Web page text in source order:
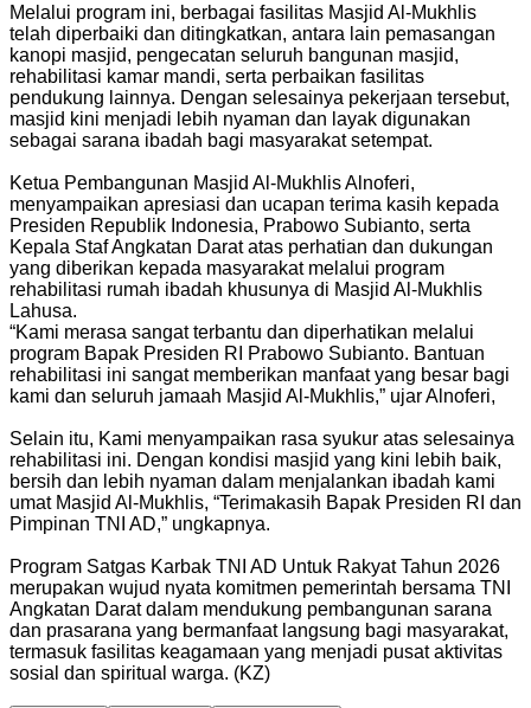
Melalui program ini, berbagai fasilitas Masjid Al-Mukhlis
telah diperbaiki dan ditingkatkan, antara lain pemasangan
kanopi masjid, pengecatan seluruh bangunan masjid,
rehabilitasi kamar mandi, serta perbaikan fasilitas
pendukung lainnya. Dengan selesainya pekerjaan tersebut,
masjid kini menjadi lebih nyaman dan layak digunakan
sebagai sarana ibadah bagi masyarakat setempat.
Ketua Pembangunan Masjid Al-Mukhlis Alnoferi,
menyampaikan apresiasi dan ucapan terima kasih kepada
Presiden Republik Indonesia, Prabowo Subianto, serta
Kepala Staf Angkatan Darat atas perhatian dan dukungan
yang diberikan kepada masyarakat melalui program
rehabilitasi rumah ibadah khusunya di Masjid Al-Mukhlis
Lahusa.
“Kami merasa sangat terbantu dan diperhatikan melalui
program Bapak Presiden RI Prabowo Subianto. Bantuan
rehabilitasi ini sangat memberikan manfaat yang besar bagi
kami dan seluruh jamaah Masjid Al-Mukhlis,” ujar Alnoferi,
Selain itu, Kami menyampaikan rasa syukur atas selesainya
rehabilitasi ini. Dengan kondisi masjid yang kini lebih baik,
bersih dan lebih nyaman dalam menjalankan ibadah kami
umat Masjid Al-Mukhlis, “Terimakasih Bapak Presiden RI dan
Pimpinan TNI AD,” ungkapnya.
Program Satgas Karbak TNI AD Untuk Rakyat Tahun 2026
merupakan wujud nyata komitmen pemerintah bersama TNI
Angkatan Darat dalam mendukung pembangunan sarana
dan prasarana yang bermanfaat langsung bagi masyarakat,
termasuk fasilitas keagamaan yang menjadi pusat aktivitas
sosial dan spiritual warga. (KZ)